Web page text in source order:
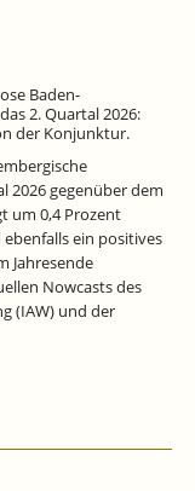
Baden-
2. Quartal 2026:
der Konjunktur.
gegenüber dem
um 0,4 Prozent
ein positives
Jahresende
Nowcasts des
(IAW) und der